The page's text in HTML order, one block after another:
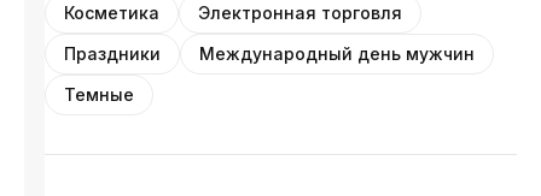
Косметика
Электронная торговля
Праздники
Международный день мужчин
Темные